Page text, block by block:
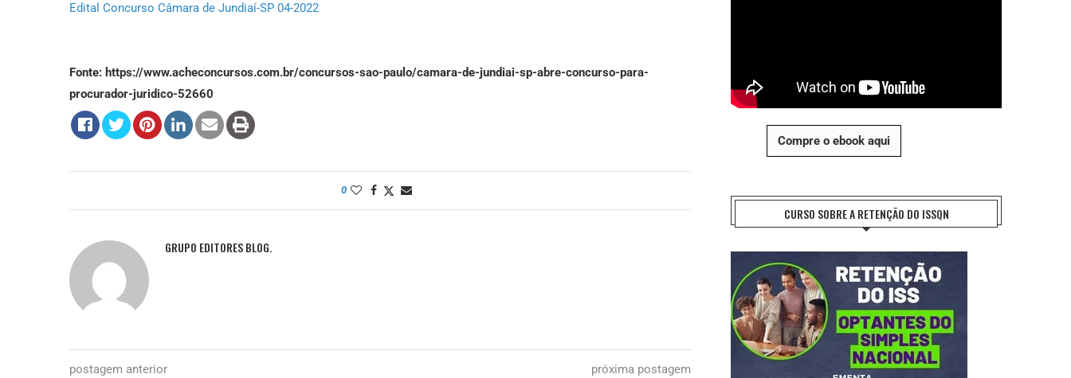
Edital Concurso Câmara de Jundiaí-SP 04-2022
Fonte: https://www.acheconcursos.com.br/concursos-sao-paulo/camara-de-jundiai-sp-abre-concurso-para-
procurador-juridico-52660
0
GRUPO EDITORES BLOG.
postagem anterior próxima postagem
Compre o ebook aqui
CURSO SOBRE A RETENÇÃO DO ISSQN